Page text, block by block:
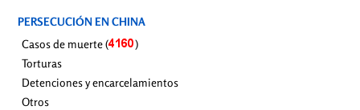
PERSECUCIÓN EN CHINA
Casos de muerte (
)
Torturas
Detenciones y encarcelamientos
Otros